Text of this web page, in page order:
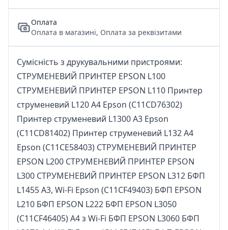
Оплата
Оплата в магазині, Оплата за реквізитами
Сумісність з друкувальними пристроями:
СТРУМЕНЕВИЙ ПРИНТЕР EPSON L100
СТРУМЕНЕВИЙ ПРИНТЕР EPSON L110 Принтер
струменевий L120 A4 Epson (C11CD76302)
Принтер струменевий L1300 A3 Epson
(C11CD81402) Принтер струменевий L132 A4
Epson (C11CE58403) СТРУМЕНЕВИЙ ПРИНТЕР
EPSON L200 СТРУМЕНЕВИЙ ПРИНТЕР EPSON
L300 СТРУМЕНЕВИЙ ПРИНТЕР EPSON L312 БФП
L1455 А3, Wi-Fi Epson (C11CF49403) БФП EPSON
L210 БФП EPSON L222 БФП EPSON L3050
(C11CF46405) A4 з Wi-Fi БФП EPSON L3060 БФП